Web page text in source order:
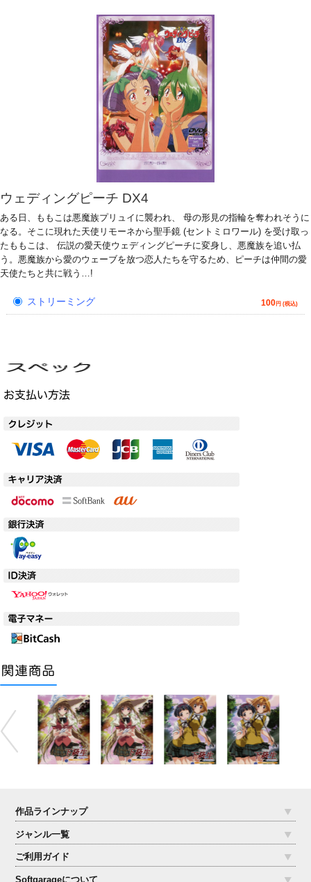
ウェディングピーチ DX4
ある日、ももこは悪魔族プリュイに襲われ、 母の形見の指輪を奪われそうに
なる。そこに現れた天使リモーネから聖手鏡 (セントミロワール) を受け取っ
たももこは、 伝説の愛天使ウェディングピーチに変身し、悪魔族を追い払
う。悪魔族から愛のウェーブを放つ恋人たちを守るため、ピーチは仲間の愛
天使たちと共に戦う…!
ストリーミング 100円 (税込)
作品ラインナップ
ジャンル一覧
ご利用ガイド
Softgarageについて